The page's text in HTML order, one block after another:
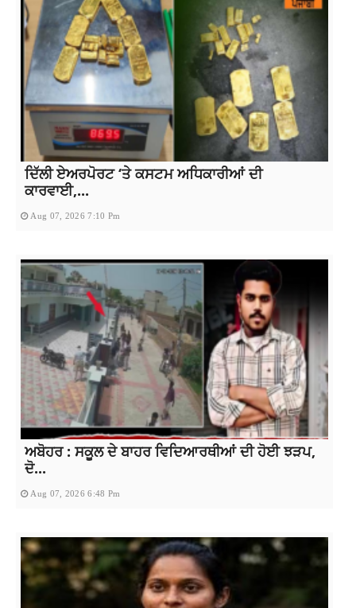
ਦਿੱਲੀ ਏਅਰਪੋਰਟ ‘ਤੇ ਕਸਟਮ ਅਧਿਕਾਰੀਆਂ ਦੀ
ਕਾਰਵਾਈ,...
Aug 07, 2026 7:10 Pm
ਅਬੋਹਰ : ਸਕੂਲ ਦੇ ਬਾਹਰ ਵਿਦਿਆਰਥੀਆਂ ਦੀ ਹੋਈ ਝੜਪ,
ਦੋ...
Aug 07, 2026 6:48 Pm